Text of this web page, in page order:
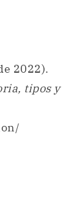
2022).
tipos y